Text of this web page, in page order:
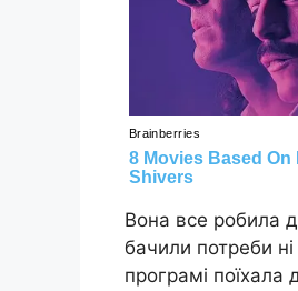
Вона все робила
бачили потреби
програмі